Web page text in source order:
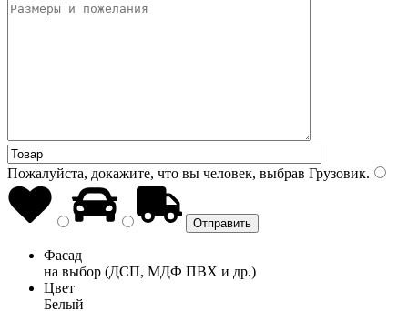
Пожалуйста, докажите, что вы человек, выбрав Грузовик.
Фасад
на выбор (ДСП, МДФ ПВХ и др.)
Цвет
Белый